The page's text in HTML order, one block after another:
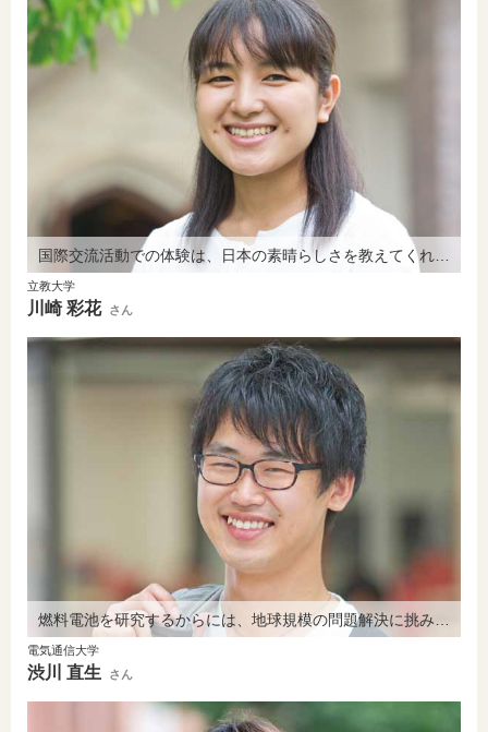
国際交流活動での体験は、日本の素晴らしさを教えてくれました。
立教大学
川崎 彩花 さん
電気通信大学
渋川 直生 さん